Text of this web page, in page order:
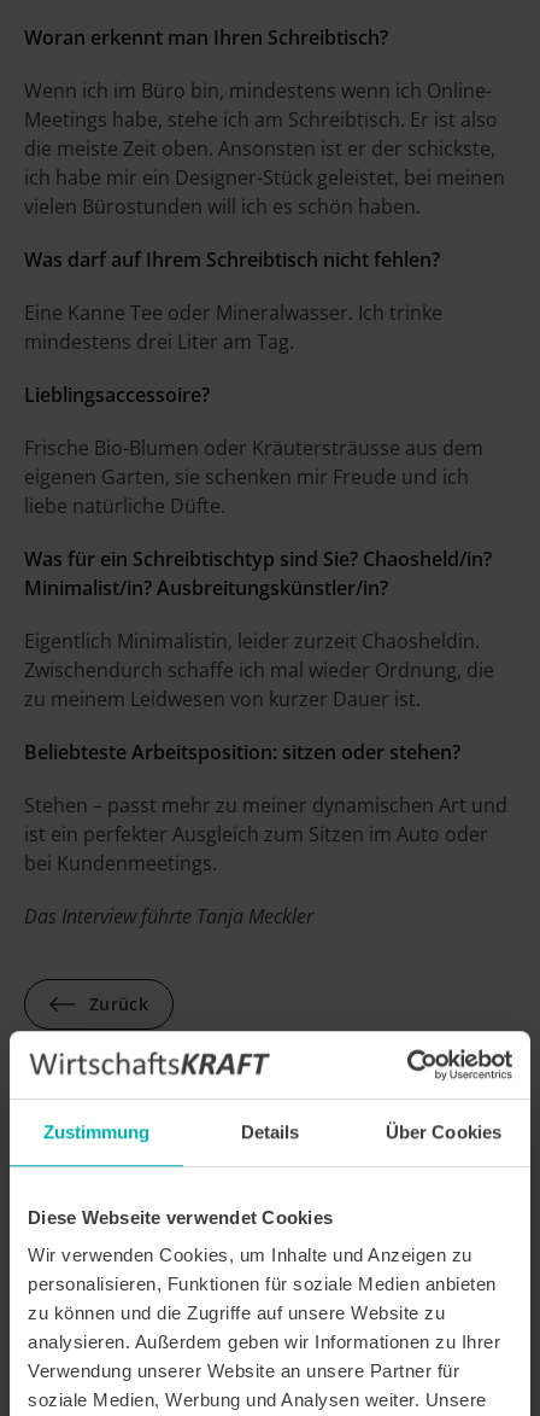
Zustimmung Details Über Cookies
Diese Webseite verwendet Cookies
Wir verwenden Cookies, um Inhalte und Anzeigen zu
personalisieren, Funktionen für soziale Medien anbieten
zu können und die Zugriffe auf unsere Website zu
analysieren. Außerdem geben wir Informationen zu Ihrer
Verwendung unserer Website an unsere Partner für
soziale Medien, Werbung und Analysen weiter. Unsere
Woran erkennt man Ihren Schreibtisch?
Wenn ich im Büro bin, mindestens wenn ich Online-
Meetings habe, stehe ich am Schreibtisch. Er ist also
die meiste Zeit oben. Ansonsten ist er der schickste,
ich habe mir ein Designer-Stück geleistet, bei meinen
vielen Bürostunden will ich es schön haben.
Was darf auf Ihrem Schreibtisch nicht fehlen?
Eine Kanne Tee oder Mineralwasser. Ich trinke
mindestens drei Liter am Tag.
Lieblingsaccessoire?
Frische Bio-Blumen oder Kräutersträusse aus dem
eigenen Garten, sie schenken mir Freude und ich
liebe natürliche Düfte.
Was für ein Schreibtischtyp sind Sie? Chaosheld/in?
Minimalist/in? Ausbreitungskünstler/in?
Eigentlich Minimalistin, leider zurzeit Chaosheldin.
Zwischendurch schaffe ich mal wieder Ordnung, die
zu meinem Leidwesen von kurzer Dauer ist.
Beliebteste Arbeitsposition: sitzen oder stehen?
Stehen – passt mehr zu meiner dynamischen Art und
ist ein perfekter Ausgleich zum Sitzen im Auto oder
bei Kundenmeetings.
Das Interview führte Tanja Meckler
Zurück
Das könnte Sie
What's on your desk? Irina Yalcin,
CEO D5 Beauty & Lifestyle GmbH &
Co. KG.
What's on your desk?